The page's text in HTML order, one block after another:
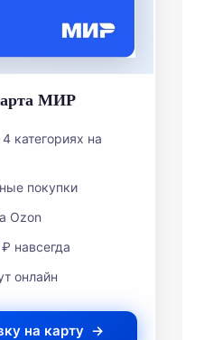
МИР
категориях на
покупки
Ozon
навсегда
онлайн
на карту